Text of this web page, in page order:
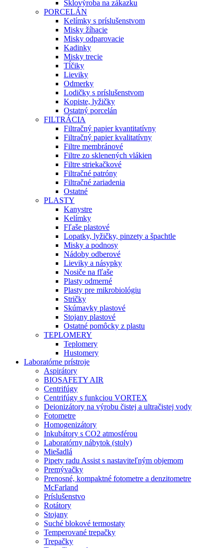
Sklovýroba na zákazku
PORCELÁN
Kelímky s príslušenstvom
Misky žíhacie
Misky odparovacie
Kadinky
Misky trecie
Tĺčiky
Lieviky
Odmerky
Lodičky s príslušenstvom
Kopiste, lyžičky
Ostatný porcelán
FILTRÁCIA
Filtračný papier kvantitatívny
Filtračný papier kvalitatívny
Filtre membránové
Filtre zo sklenených vlákien
Filtre striekačkové
Filtračné patróny
Filtračné zariadenia
Ostatné
PLASTY
Kanystre
Kelímky
Fľaše plastové
Lopatky, lyžičky, pinzety a špachtle
Misky a podnosy
Nádoby odberové
Lieviky a násypky
Nosiče na fľaše
Plasty odmerné
Plasty pre mikrobiológiu
Stričky
Skúmavky plastové
Stojany plastové
Ostatné pomôcky z plastu
TEPLOMERY
Teplomery
Hustomery
Laboratórne prístroje
Aspirátory
BIOSAFETY AIR
Centrifúgy
Centrifúgy s funkciou VORTEX
Deionizátory na výrobu čistej a ultračistej vody
Fotometre
Homogenizátory
Inkubátory s CO2 atmosférou
Laboratórny nábytok (stoly)
Miešadlá
Pipety radu Assist s nastaviteľným objemom
Premývačky
Prenosné, kompaktné fotometre a denzitometre
McFarland
Príslušenstvo
Rotátory
Stojany
Suché blokové termostaty
Temperované trepačky
Trepačky